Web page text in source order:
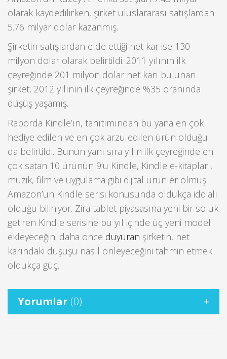
olarak kaydedilirken, şirket uluslararası satışlardan
5.76 milyar dolar kazanmış.
Şirketin satışlardan elde ettiği net kar ise 130
milyon dolar olarak belirtildi. 2011 yılının ilk
çeyreğinde 201 milyon dolar net karı bulunan
şirket, 2012 yılının ilk çeyreğinde %35 oranında
düşüş yaşamış.
Raporda Kindle’ın, tanıtımından bu yana en çok
hediye edilen ve en çok arzu edilen ürün olduğu
da belirtildi. Bunun yanı sıra yılın ilk çeyreğinde en
çok satan 10 ürünün 9’u Kindle, Kindle e-kitapları,
müzik, film ve uygulama gibi dijital ürünler olmuş.
Amazon’un Kindle serisi konusunda oldukça iddialı
olduğu biliniyor. Zira tablet piyasasına yeni bir soluk
getiren Kindle serisine bu yıl içinde üç yeni model
ekleyeceğini daha önce duyuran şirketin, net
karındaki düşüşü nasıl önleyeceğini tahmin etmek
oldukça güç.
Yorumlar (0)